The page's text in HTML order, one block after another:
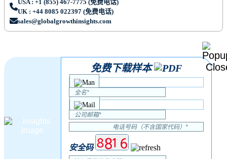
USA : +1 (855) 467-7775 (免费电话)
UK : +44 8085 022397 (免费电话)
sales@globalgrowthinsights.com
免费下载样本
安全码